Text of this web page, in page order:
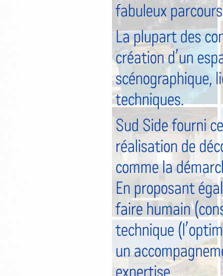
fabuleux
La plupart des
création d’un
scénographique,
techniques.
Sud Side fourni
réalisation de
comme la
En proposant
faire humain
technique
un